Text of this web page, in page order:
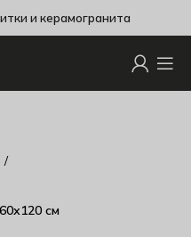
и керамогранита
см